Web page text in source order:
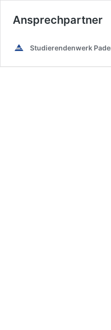
Ansprechpartner
Studierendenwerk